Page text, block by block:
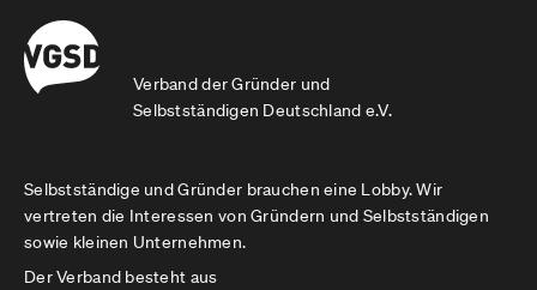
Verband der Gründer und
Selbstständigen Deutschland e.V.
Selbstständige und Gründer brauchen eine Lobby. Wir
vertreten die Interessen von Gründern und Selbstständigen
sowie kleinen Unternehmen.
Der Verband besteht aus